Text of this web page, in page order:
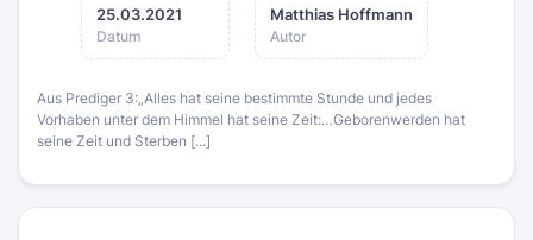
25.03.2021
Datum
Matthias Hoffmann
Autor
Aus Prediger 3:„Alles hat seine bestimmte Stunde und jedes
Vorhaben unter dem Himmel hat seine Zeit:…Geborenwerden hat
seine Zeit und Sterben [...]